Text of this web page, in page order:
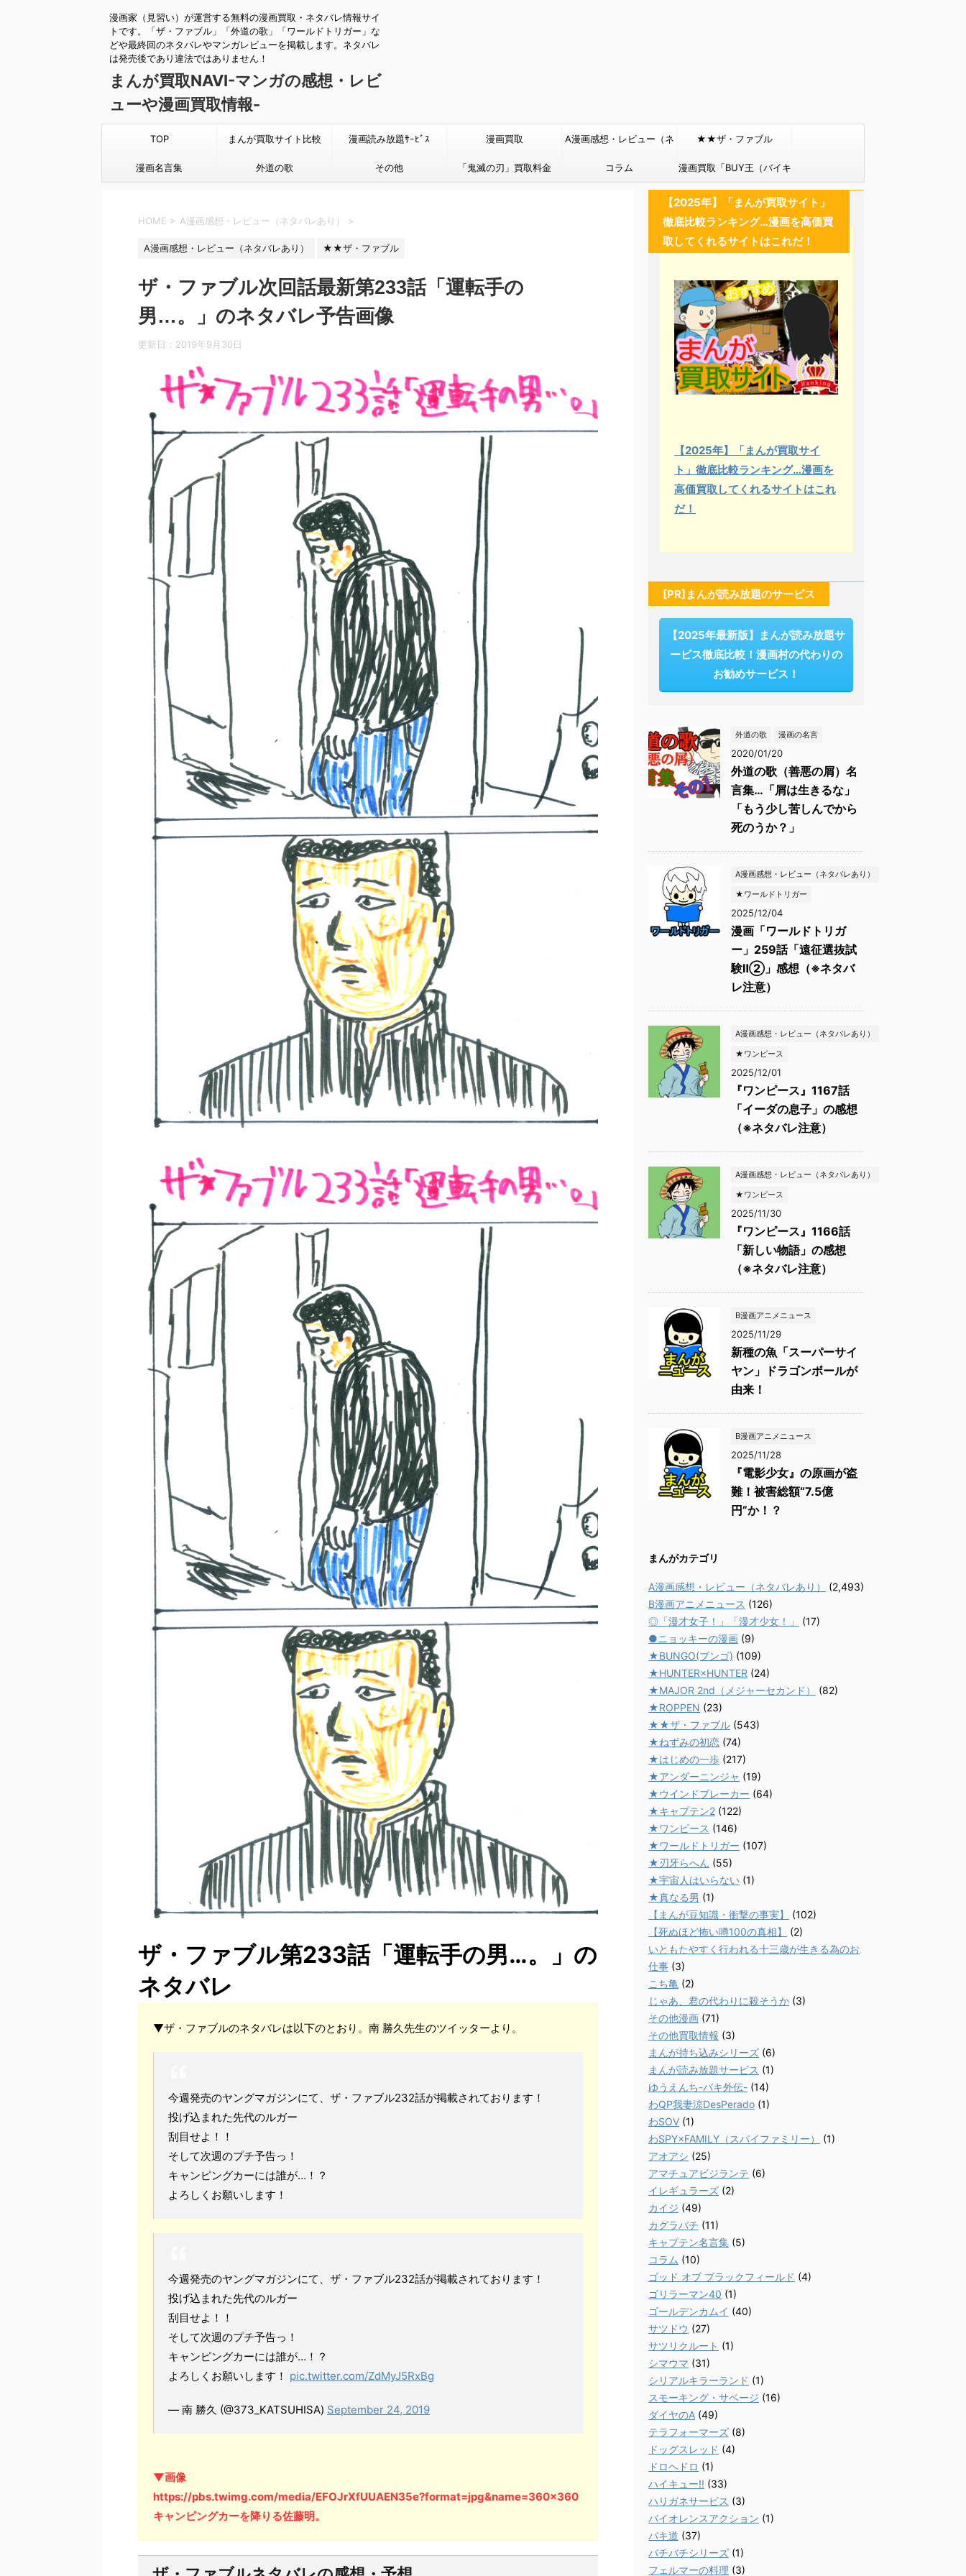
漫画家（見習い）が運営する無料の漫画買取・ネタバレ情報サイ
トです。「ザ・ファブル」「外道の歌」「ワールドトリガー」な
どや最終回のネタバレやマンガレビューを掲載します。ネタバレ
は発売後であり違法ではありません！
まんが買取NAVI-マンガの感想・レビ
ューや漫画買取情報-
TOP まんが買取サイト比較 漫画読み放題ｻｰﾋﾞｽ 漫画買取 A漫画感想・レビュー（ネ
タバレあり）
★★ザ・ファブル
漫画名言集 外道の歌 その他 「鬼滅の刃」買取料金 コラム 漫画買取「BUY王（バイキ
ング）」
HOME > A漫画感想・レビュー（ネタバレあり） >
A漫画感想・レビュー（ネタバレあり） ★★ザ・ファブル
ザ・ファブル次回話最新第233話「運転手の
男…。」のネタバレ予告画像
更新日： 2019年9月30日
ザ・ファブル第233話「運転手の男…。」の
ネタバレ
▼ザ・ファブルのネタバレは以下のとおり。南 勝久先生のツイッターより。
今週発売のヤングマガジンにて、ザ・ファブル232話が掲載されております！
投げ込まれた先代のルガー
刮目せよ！！
そして次週のプチ予告っ！
キャンピングカーには誰が…！？
よろしくお願いします！
今週発売のヤングマガジンにて、ザ・ファブル232話が掲載されております！
投げ込まれた先代のルガー
刮目せよ！！
そして次週のプチ予告っ！
キャンピングカーには誰が…！？
よろしくお願いします！ pic.twitter.com/ZdMyJ5RxBg
— 南 勝久 (@373_KATSUHISA) September 24, 2019
▼画像
https://pbs.twimg.com/media/EFOJrXfUUAEN35e?format=jpg&name=360x360
キャンピングカーを降りる佐藤明。
【2025年】「まんが買取サイト」
徹底比較ランキング…漫画を高価買
取してくれるサイトはこれだ！
【2025年】「まんが買取サイ
ト」徹底比較ランキング…漫画を
高価買取してくれるサイトはこれ
だ！
[PR]まんが読み放題のサービス
【2025年最新版】まんが読み放題サ
ービス徹底比較！漫画村の代わりの
お勧めサービス！
外道の歌 漫画の名言
2020/01/20
外道の歌（善悪の屑）名
言集…「屑は生きるな」
「もう少し苦しんでから
死のうか？」
A漫画感想・レビュー（ネタバレあり）
★ワールドトリガー
2025/12/04
漫画「ワールドトリガ
ー」259話「遠征選抜試
験Ⅱ②」感想（※ネタバ
レ注意）
A漫画感想・レビュー（ネタバレあり）
★ワンピース
2025/12/01
『ワンピース』1167話
「イーダの息子」の感想
（※ネタバレ注意）
A漫画感想・レビュー（ネタバレあり）
★ワンピース
2025/11/30
『ワンピース』1166話
「新しい物語」の感想
（※ネタバレ注意）
B漫画アニメニュース
2025/11/29
新種の魚「スーパーサイ
ヤン」ドラゴンボールが
由来！
B漫画アニメニュース
2025/11/28
『電影少女』の原画が盗
難！被害総額“7.5億
円”か！？
まんがカテゴリ
A漫画感想・レビュー（ネタバレあり）
(2,493)
B漫画アニメニュース (126)
◎「漫才女子！」「漫才少女！」
(17)
●ニョッキーの漫画 (9)
★BUNGO(ブンゴ) (109)
★HUNTER×HUNTER (24)
★MAJOR 2nd（メジャーセカンド）
(82)
★ROPPEN (23)
★★ザ・ファブル (543)
★ねずみの初恋 (74)
★はじめの一歩 (217)
★アンダーニンジャ (19)
★ウインドブレーカー (64)
★キャプテン2 (122)
★ワンピース (146)
★ワールドトリガー (107)
★刃牙らへん (55)
★宇宙人はいらない (1)
★真なる男 (1)
【まんが豆知識・衝撃の事実】
(102)
【死ぬほど怖い噂100の真相】
(2)
いともたやすく行われる十三歳が生きる為のお
仕事 (3)
こち亀 (2)
じゃあ、君の代わりに殺そうか (3)
その他漫画 (71)
その他買取情報 (3)
まんが持ち込みシリーズ (6)
まんが読み放題サービス (1)
ゆうえんち-バキ外伝- (14)
わQP我妻涼DesPerado (1)
わSOV (1)
わSPY×FAMILY（スパイファミリー）
(1)
アオアシ (25)
アマチュアビジランテ (6)
イレギュラーズ (2)
カイジ (49)
カグラバチ (11)
キャプテン名言集 (5)
コラム (10)
ゴッド オブ ブラックフィールド (4)
ゴリラーマン40 (1)
ゴールデンカムイ (40)
サツドウ (27)
サツリクルート (1)
シマウマ (31)
シリアルキラーランド (1)
スモーキング・サベージ (16)
ダイヤのA (49)
テラフォーマーズ (8)
ドッグスレッド (4)
ドロヘドロ (1)
ハイキュー!! (33)
ハリガネサービス (3)
バイオレンスアクション (1)
バキ道 (37)
バチバチシリーズ (1)
フェルマーの料理 (3)